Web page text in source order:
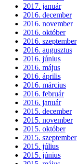
2017. január
2016. december
2016. november
2016. október
2016. szeptember
2016. augusztus
2016. június
2016. május
2016. április
2016. március
2016. február
2016. január
2015. december
2015. november
2015. október
2015. szeptember
2015. július
2015. június